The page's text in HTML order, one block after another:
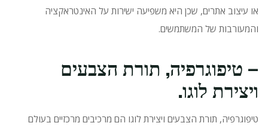
או עיצוב אתרים, שכן היא משפיעה ישירות על האינטראקציה
והמעורבות של המשתמשים.
– טיפוגרפיה, תורת הצבעים
ויצירת לוגו.
טיפוגרפיה, תורת הצבעים ויצירת לוגו הם מרכיבים מרכזיים בעולם